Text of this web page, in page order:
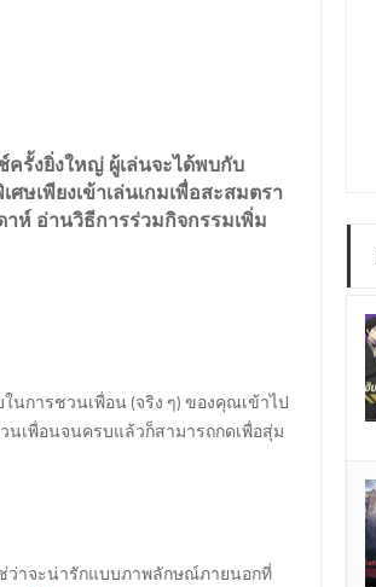
รั้งยิ่งใหญ่ ผู้เล่นจะได้พบกับ
ษเพียงเข้าเล่นเกมเพื่อสะสมตรา
ห์ อ่านวิธีการร่วมกิจกรรมเพิ่ม
นการชวนเพื่อน (จริง ๆ) ของคุณเข้าไป
นเพื่อนจนครบแล้วก็สามารถกดเพื่อสุ่ม
ว่าจะน่ารักแบบภาพลักษณ์ภายนอกที่